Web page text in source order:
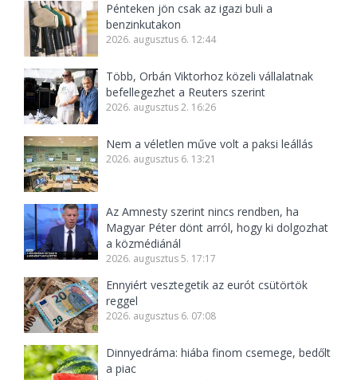
Pénteken jön csak az igazi buli a
benzinkutakon
2026. augusztus 6. 12:44
Több, Orbán Viktorhoz közeli vállalatnak
befellegezhet a Reuters szerint
2026. augusztus 2. 16:26
Nem a véletlen műve volt a paksi leállás
2026. augusztus 6. 13:21
Az Amnesty szerint nincs rendben, ha
Magyar Péter dönt arról, hogy ki dolgozhat
a közmédiánál
2026. augusztus 5. 17:17
Ennyiért vesztegetik az eurót csütörtök
reggel
2026. augusztus 6. 07:08
Dinnyedráma: hiába finom csemege, bedőlt
a piac